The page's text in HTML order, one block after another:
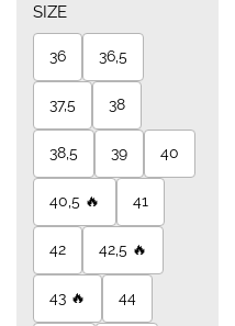
SIZE
36 36,5
37,5 38
38,5 39 40
40,5 🔥 41
42 42,5 🔥
43 🔥 44